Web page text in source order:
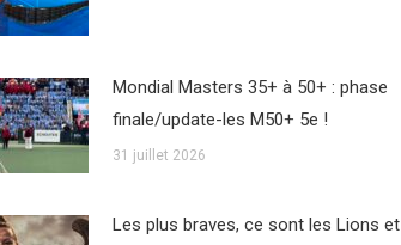
Mondial Masters 35+ à 50+ : phase
finale/update-les M50+ 5e !
31 juillet 2026
Les plus braves, ce sont les Lions et